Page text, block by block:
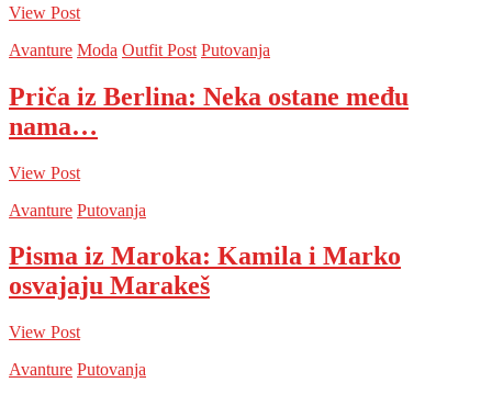
View Post
Avanture Moda Outfit Post Putovanja
Priča iz Berlina: Neka ostane među
nama…
View Post
Avanture Putovanja
Pisma iz Maroka: Kamila i Marko
osvajaju Marakeš
View Post
Avanture Putovanja